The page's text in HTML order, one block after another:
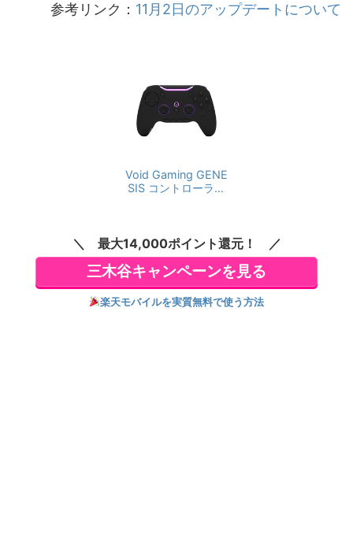
参考リンク： 11月2日のアップデートについて
Void Gaming GENE
SIS コントローラー
TMR 10個のカスタム
ボタン ゲームコント
ローラー ゲーミング
コントローラー
最大14,000ポイント還元！
三木谷キャンペーンを見る
楽天モバイルを実質無料で使う方法